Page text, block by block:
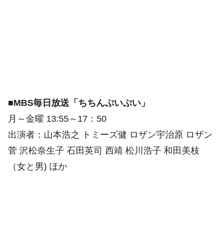
■MBS毎日放送「ちちんぷいぷい」
月～金曜 13:55～17：50
出演者：山本浩之 トミーズ健 ロザン宇治原 ロザン
菅 沢松奈生子 石田英司 西靖 松川浩子 和田美枝
（女と男) ほか